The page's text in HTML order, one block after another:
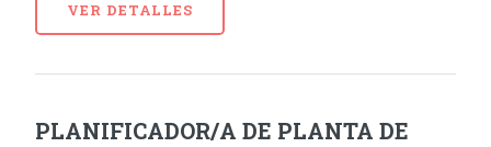
VER DETALLES
PLANIFICADOR/A DE PLANTA DE